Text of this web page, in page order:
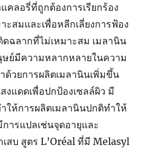
ลอรี่ที่ถูกต้องการเรียกร้อง
ะสมและเพื่อหลีกเลี่ยงการฟ้อง
ดฉลากที่ไม่เหมาะสม เมลานิน
ย์มีความหลากหลายในความ
ด้วยการผลิตเมลานินเพิ่มขึ้น
แดดเพื่อปกป้องเซลล์ผิว มี
ให้การผลิตเมลานินปกติทำให้
ารแปลเช่นจุดอายุและ
สบ สูตร L’Oréal ที่มี Melasyl